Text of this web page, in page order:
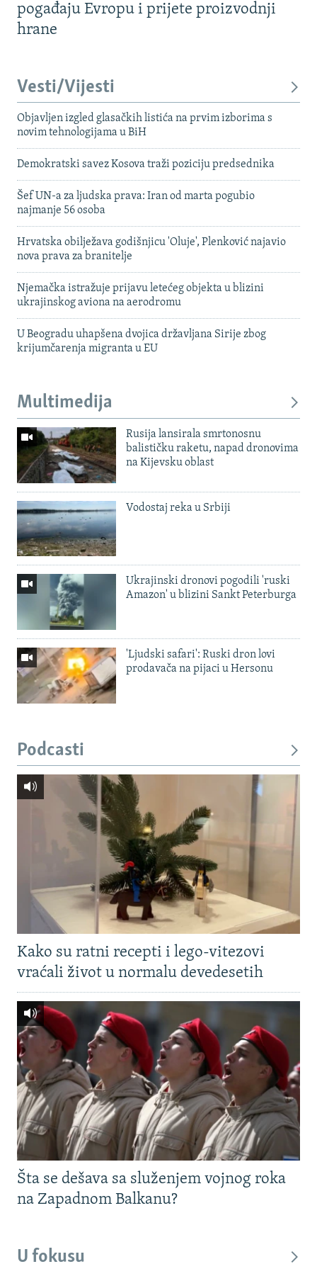
pogađaju Evropu i prijete proizvodnji
hrane
Vesti/Vijesti
Objavljen izgled glasačkih listića na prvim izborima s
novim tehnologijama u BiH
Demokratski savez Kosova traži poziciju predsednika
Šef UN-a za ljudska prava: Iran od marta pogubio
najmanje 56 osoba
Hrvatska obilježava godišnjicu 'Oluje', Plenković najavio
nova prava za branitelje
Njemačka istražuje prijavu letećeg objekta u blizini
ukrajinskog aviona na aerodromu
U Beogradu uhapšena dvojica državljana Sirije zbog
krijumčarenja migranta u EU
Multimedija
Rusija lansirala smrtonosnu
balističku raketu, napad dronovima
na Kijevsku oblast
Vodostaj reka u Srbiji
Ukrajinski dronovi pogodili 'ruski
Amazon' u blizini Sankt Peterburga
'Ljudski safari': Ruski dron lovi
prodavača na pijaci u Hersonu
Podcasti
Kako su ratni recepti i lego-vitezovi
vraćali život u normalu devedesetih
Šta se dešava sa služenjem vojnog roka
na Zapadnom Balkanu?
U fokusu